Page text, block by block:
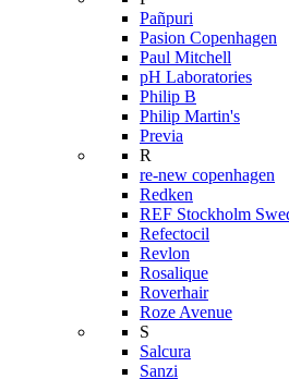
Pañpuri
Pasion Copenhagen
Paul Mitchell
pH Laboratories
Philip B
Philip Martin's
Previa
R
re-new copenhagen
Redken
REF Stockholm
Refectocil
Revlon
Rosalique
Roverhair
Roze Avenue
S
Salcura
Sanzi